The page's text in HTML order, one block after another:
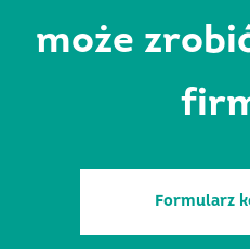
może
Formularz